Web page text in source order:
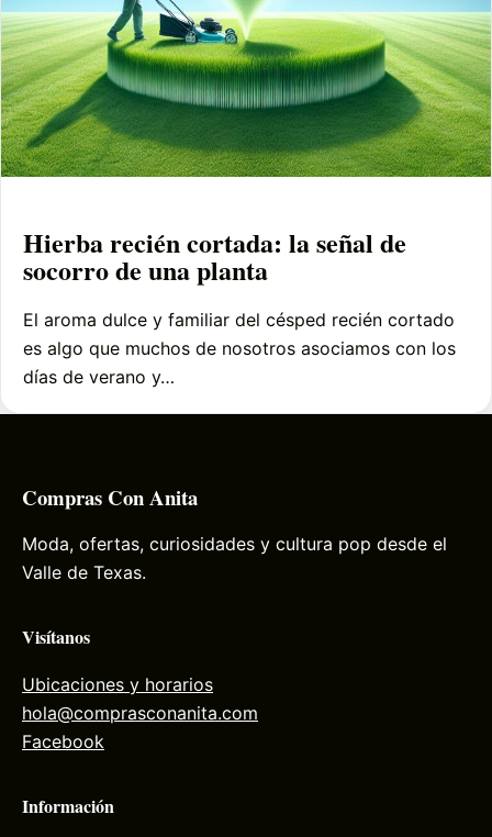
Hierba recién cortada: la señal de
socorro de una planta
El aroma dulce y familiar del césped recién cortado
es algo que muchos de nosotros asociamos con los
días de verano y…
Compras Con Anita
Moda, ofertas, curiosidades y cultura pop desde el
Valle de Texas.
Visítanos
Ubicaciones y horarios
hola@comprasconanita.com
Facebook
Información